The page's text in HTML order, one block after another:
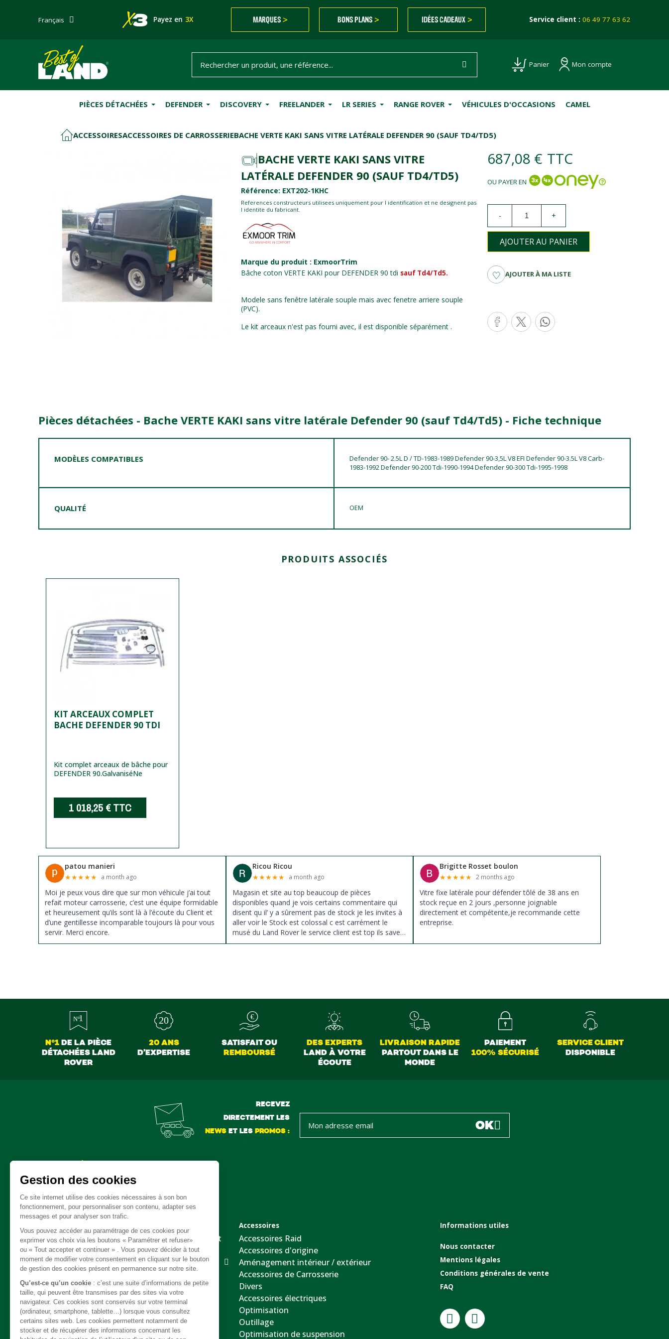
Français Payez en 3X MARQUES > BONS PLANS > IDÉES CADEAUX > Service client :06 49 77 63 62
Panier Mon compte
PIÈCES DÉTACHÉES DEFENDER DISCOVERY FREELANDER LR SERIES RANGE ROVER VÉHICULES D'OCCASIONS CAMEL
ACCESSOIRESACCESSOIRES DE CARROSSERIEBACHE VERTE KAKI SANS VITRE LATÉRALE DEFENDER 90 (SAUF TD4/TD5)
BACHE VERTE KAKI SANS VITRE
LATÉRALE DEFENDER 90 (SAUF TD4/TD5)
Référence: EXT202-1KHC
References constructeurs utilisees uniquement pour l identification et ne designent pas
l identite du fabricant.
Marque du produit : ExmoorTrim
Bâche coton VERTE KAKI pour DEFENDER 90 tdi sauf Td4/Td5.
Modele sans fenêtre latérale souple mais avec fenetre arriere souple
(PVC).
Le kit arceaux n'est pas fourni avec, il est disponible séparément .
687,08 € TTC
OU PAYER EN
- +
AJOUTER AU PANIER
AJOUTER À MA LISTE
Pièces détachées - Bache VERTE KAKI sans vitre latérale Defender 90 (sauf Td4/Td5) - Fiche technique
MODÈLES COMPATIBLES
Defender 90- 2.5L D / TD-1983-1989 Defender 90-3,5L V8 EFI Defender 90-3.5L V8 Carb-
1983-1992 Defender 90-200 Tdi-1990-1994 Defender 90-300 Tdi-1995-1998
QUALITÉ OEM
PRODUITS ASSOCIÉS
KIT ARCEAUX COMPLET
BACHE DEFENDER 90 TDI
Kit complet arceaux de bâche pour
DEFENDER 90.GalvaniséNe
1 018,25 €TTC
patou manieri
★★★★★ a month ago
Moi je peux vous dire que sur mon véhicule j’ai tout
refait moteur carrosserie, c’est une équipe formidable
et heureusement qu’ils sont là à l’écoute du Client et
d’une gentillesse incomparable toujours là pour vous
servir. Merci encore.
Ricou Ricou
★★★★★ a month ago
Magasin et site au top beaucoup de pièces
disponibles quand je vois certains commentaire qui
disent qu il’ y a sûrement pas de stock je les invites à
aller voir le Stock est colossal c est carrément le
musé du Land Rover le service client est top ils savent
donné des conseils et ne pousse pas à la vente ils
Brigitte Rosset boulon
★★★★★ 2 months ago
Vitre fixe latérale pour défender tôlé de 38 ans en
stock reçue en 2 jours ,personne joignable
directement et compétente,je recommande cette
entreprise.
N°1DE LA PIÈCE
DÉTACHÉES LAND
ROVER
20 ANS
D’EXPERTISE
SATISFAIT OU
REMBOURSÉ
DES EXPERTS
LAND À VOTRE
ÉCOUTE
LIVRAISON RAPIDE
PARTOUT DANS LE
MONDE
PAIEMENT
100% SÉCURISÉ
SERVICE CLIENT
DISPONIBLE
RECEVEZ
DIRECTEMENT LES
NEWSET LES PROMOS : OK
Embrayage - Boite de vitesse / boite de transfert
Câble
Carrosserie / Chassis
Direction
Echappement
Electricité
Freinage
Intérieur
Moteur
Accessoires
Accessoires Raid
Accessoires d'origine
Aménagement intérieur / extérieur
Accessoires de Carrosserie
Divers
Accessoires électriques
Optimisation
Outillage
Optimisation de suspension
Informations utiles
Nous contacter
Mentions légales
Conditions générales de vente
FAQ